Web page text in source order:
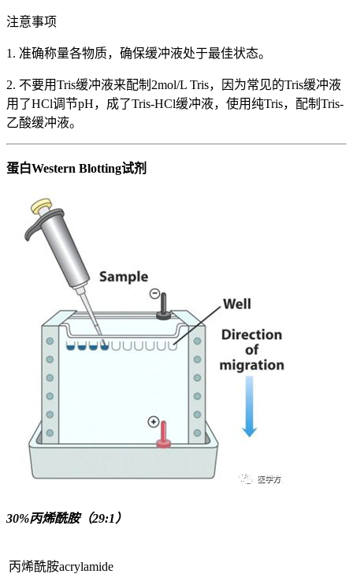
注意事项
1. 准确称量各物质，确保缓冲液处于最佳状态。
2. 不要用Tris缓冲液来配制2mol/L Tris，因为常见的Tris缓冲液
用了HCl调节pH，成了Tris-HCl缓冲液，使用纯Tris，配制Tris-
乙酸缓冲液。
蛋白Western Blotting试剂
30%丙烯酰胺（29:1）
丙烯酰胺acrylamide